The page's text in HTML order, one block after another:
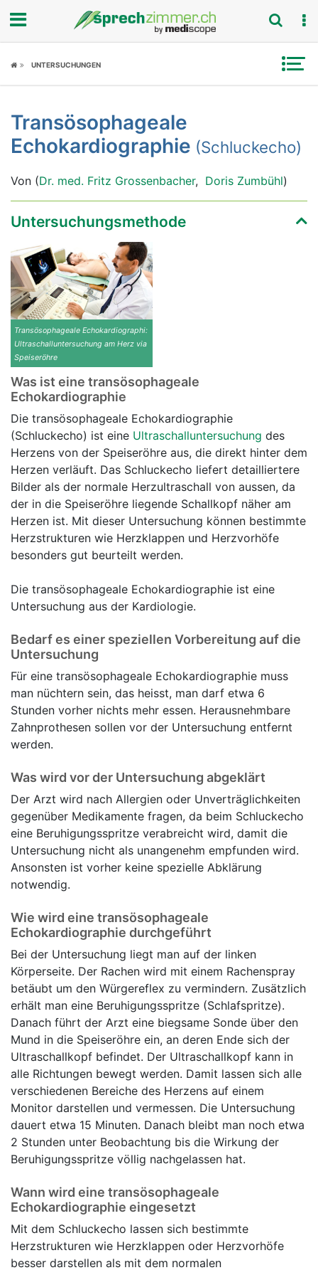
Fokus
Symptome
Ratgeber
Rubriken
UNTERSUCHUNGEN
Transösophageale
Echokardiographie (Schluckecho)
Von (Dr. med. Fritz Grossenbacher, Doris Zumbühl)
Untersuchungsmethode
Transösophageale Echokardiographi:
Ultraschalluntersuchung am Herz via
Speiseröhre
Was ist eine transösophageale
Echokardiographie
Die transösophageale Echokardiographie
(Schluckecho) ist eine Ultraschalluntersuchung des
Herzens von der Speiseröhre aus, die direkt hinter dem
Herzen verläuft. Das Schluckecho liefert detailliertere
Bilder als der normale Herzultraschall von aussen, da
der in die Speiseröhre liegende Schallkopf näher am
Herzen ist. Mit dieser Untersuchung können bestimmte
Herzstrukturen wie Herzklappen und Herzvorhöfe
besonders gut beurteilt werden.
Die transösophageale Echokardiographie ist eine
Untersuchung aus der Kardiologie.
Bedarf es einer speziellen Vorbereitung auf die
Untersuchung
Für eine transösophageale Echokardiographie muss
man nüchtern sein, das heisst, man darf etwa 6
Stunden vorher nichts mehr essen. Herausnehmbare
Zahnprothesen sollen vor der Untersuchung entfernt
werden.
Was wird vor der Untersuchung abgeklärt
Der Arzt wird nach Allergien oder Unverträglichkeiten
gegenüber Medikamente fragen, da beim Schluckecho
eine Beruhigungsspritze verabreicht wird, damit die
Untersuchung nicht als unangenehm empfunden wird.
Ansonsten ist vorher keine spezielle Abklärung
notwendig.
Wie wird eine transösophageale
Echokardiographie durchgeführt
Bei der Untersuchung liegt man auf der linken
Körperseite. Der Rachen wird mit einem Rachenspray
betäubt um den Würgereflex zu vermindern. Zusätzlich
erhält man eine Beruhigungsspritze (Schlafspritze).
Danach führt der Arzt eine biegsame Sonde über den
Mund in die Speiseröhre ein, an deren Ende sich der
Ultraschallkopf befindet. Der Ultraschallkopf kann in
alle Richtungen bewegt werden. Damit lassen sich alle
verschiedenen Bereiche des Herzens auf einem
Monitor darstellen und vermessen. Die Untersuchung
dauert etwa 15 Minuten. Danach bleibt man noch etwa
2 Stunden unter Beobachtung bis die Wirkung der
Beruhigungsspritze völlig nachgelassen hat.
Wann wird eine transösophageale
Echokardiographie eingesetzt
Mit dem Schluckecho lassen sich bestimmte
Herzstrukturen wie Herzklappen oder Herzvorhöfe
besser darstellen als mit dem normalen